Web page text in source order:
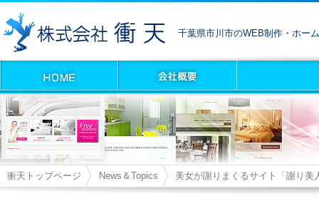
千葉県市川市のWEB制作・ホー
衝天トップページ News＆Topics 美女が謝りまくるサイト「謝り美